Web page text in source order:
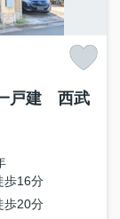
戸建 西武
歩16分
歩20分